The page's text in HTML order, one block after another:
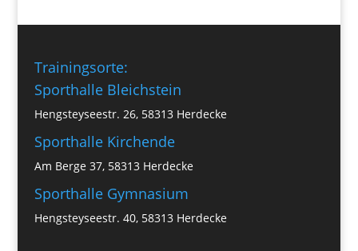
Trainingsorte:
Sporthalle Bleichstein
Hengsteyseestr. 26, 58313 Herdecke
Sporthalle Kirchende
Am Berge 37, 58313 Herdecke
Sporthalle Gymnasium
Hengsteyseestr. 40, 58313 Herdecke